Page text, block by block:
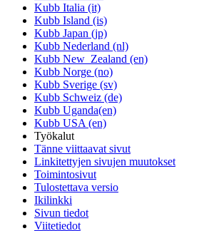
Kubb Italia (it)
Kubb Island (is)
Kubb Japan (jp)
Kubb Nederland (nl)
Kubb New_Zealand (en)
Kubb Norge (no)
Kubb Sverige (sv)
Kubb Schweiz (de)
Kubb Uganda(en)
Kubb USA (en)
Työkalut
Tänne viittaavat sivut
Linkitettyjen sivujen muutokset
Toimintosivut
Tulostettava versio
Ikilinkki
Sivun tiedot
Viitetiedot